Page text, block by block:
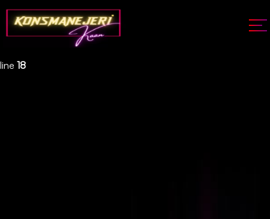
Deprecated: json_decode(): Passing null to parameter #1 ($json)
of type string is deprecated in
/home/konsmenajericom/public_html/api/kontrol/etiket.php
line 18